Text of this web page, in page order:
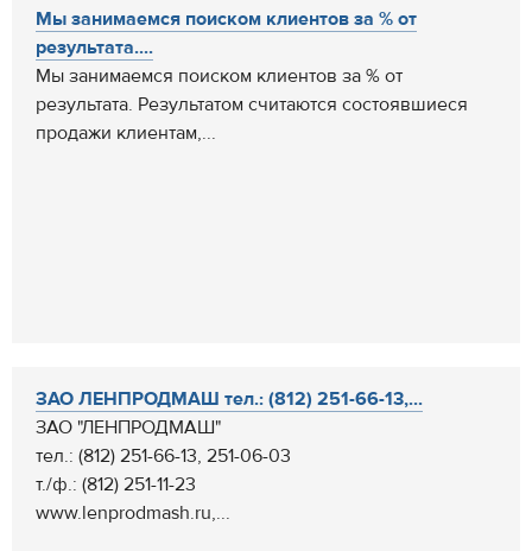
Мы занимаемся поиском клиентов за % от
результата....
Мы занимаемся поиском клиентов за % от
результата. Результатом считаются состоявшиеся
продажи клиентам,...
ЗАО ЛЕНПРОДМАШ тел.: (812) 251-66-13,...
ЗАО "ЛЕНПРОДМАШ"
тел.: (812) 251-66-13, 251-06-03
т./ф.: (812) 251-11-23
www.lenprodmash.ru,...